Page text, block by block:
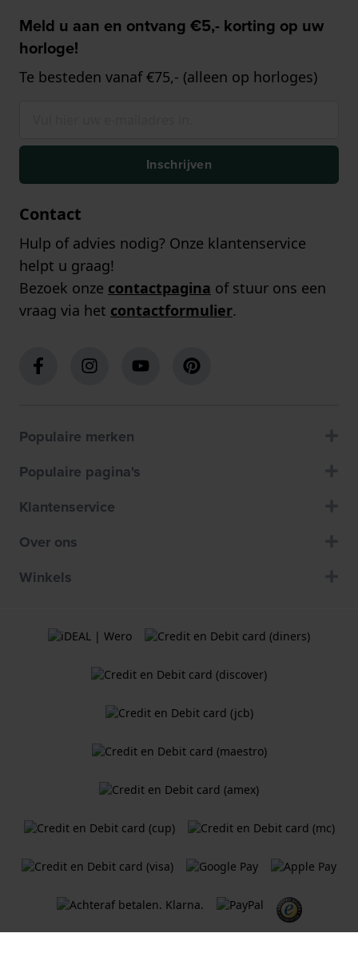
Meld u aan en ontvang €5,- korting op uw
horloge!
Te besteden vanaf €75,- (alleen op horloges)
Inschrijven
Contact
Hulp of advies nodig? Onze klantenservice
helpt u graag!
Bezoek onze contactpagina of stuur ons een
vraag via het contactformulier.
Populaire merken
Populaire pagina's
Klantenservice
Over ons
Winkels